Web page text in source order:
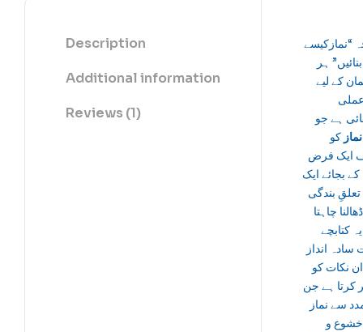
Description
Additional information
Reviews (1)
“نمازکیسے
ہر
کے لیے
ہے جو
نماز کو
ایک فرض
بجائے ایک
تعلقِ بندگی
چاہتا
کتابچے
سادہ انداز
نکات کو
کرتا ہے جن
سے نماز
و